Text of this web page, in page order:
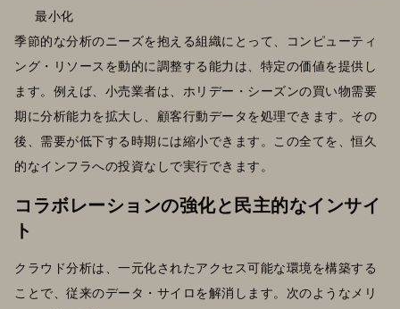
最小化
季節的な分析のニーズを抱える組織にとって、コンピューティ
ング・リソースを動的に調整する能力は、特定の価値を提供し
ます。例えば、小売業者は、ホリデー・シーズンの買い物需要
期に分析能力を拡大し、顧客行動データを処理できます。その
後、需要が低下する時期には縮小できます。この全てを、恒久
的なインフラへの投資なしで実行できます。
コラボレーションの強化と民主的なインサイ
ト
クラウド分析は、一元化されたアクセス可能な環境を構築する
ことで、従来のデータ・サイロを解消します。次のようなメリ